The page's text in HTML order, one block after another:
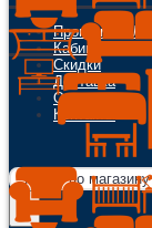
Программа
Кабинет
Скидки
Доставка
Оплата
Контакты